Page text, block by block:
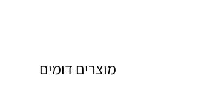
מוצרים דומים